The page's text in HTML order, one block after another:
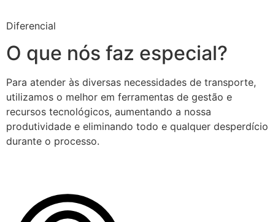
Diferencial
O que nós faz especial?
Para atender às diversas necessidades de transporte,
utilizamos o melhor em ferramentas de gestão e
recursos tecnológicos, aumentando a nossa
produtividade e eliminando todo e qualquer desperdício
durante o processo.